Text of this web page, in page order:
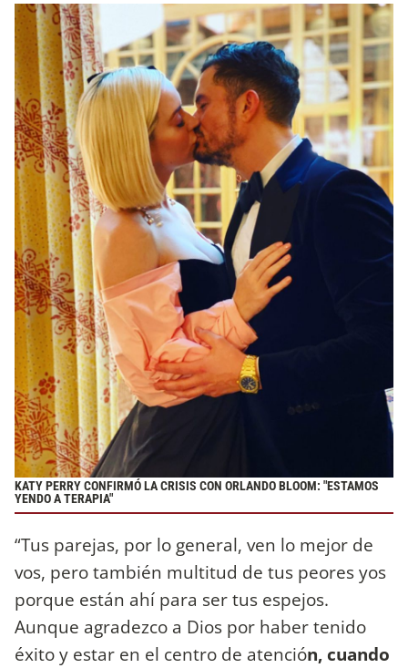
KATY PERRY CONFIRMÓ LA CRISIS CON ORLANDO BLOOM: "ESTAMOS
YENDO A TERAPIA"
“Tus parejas, por lo general, ven lo mejor de
vos, pero también multitud de tus peores yos
porque están ahí para ser tus espejos.
Aunque agradezco a Dios por haber tenido
éxito y estar en el centro de atención, cuando